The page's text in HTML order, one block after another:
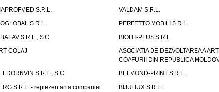
S.R.L.
VALDAM S.R.L.
S.R.L.
PERFETTO MOBILI S.R.L.
S.R.L., S.C.
BIOFIT-PLUS S.R.L.
COLAJ
ASOCIATIA DE DEZVOLTAREA A
COAFURII DIN REPUBLICA
S.R.L., S.C.
BELMOND-PRINT S.R.L.
S.R.L. - reprezentanta companiei
BIJULIUX S.R.L.